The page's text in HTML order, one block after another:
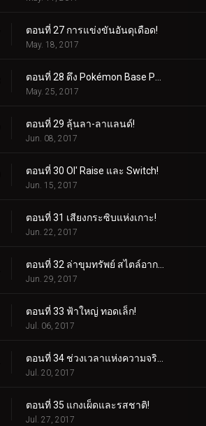
ตอนที่ 27 การแข่งขันอันดุเดือด!
May. 18, 2017
May. 25, 2017
ตอนที่ 29 ลุ้นลา-ลาแลนด์!
Jun. 08, 2017
ตอนที่ 30 Ol' Raise และ Switch!
Jun. 15, 2017
ตอนที่ 31 เสียงกระซิบแห่งเกาะ!
Jun. 22, 2017
Jun. 29, 2017
ตอนที่ 33 ฟ้าใหญ่ ทอดเล็ก!
Jul. 06, 2017
Jul. 20, 2017
ตอนที่ 35 แกงเผ็ดและรสชาติ!
Jul. 27, 2017